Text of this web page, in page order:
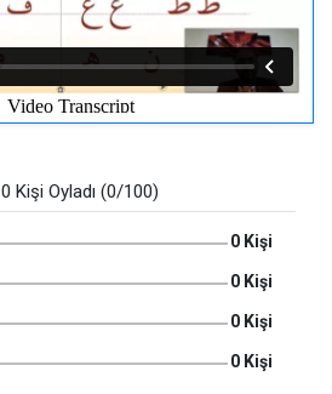
0 Kişi Oyladı (0/100)
0 Kişi
0 Kişi
0 Kişi
0 Kişi